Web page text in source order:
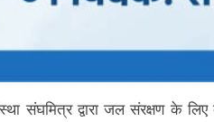
संघमित्र द्वारा जल संरक्षण के